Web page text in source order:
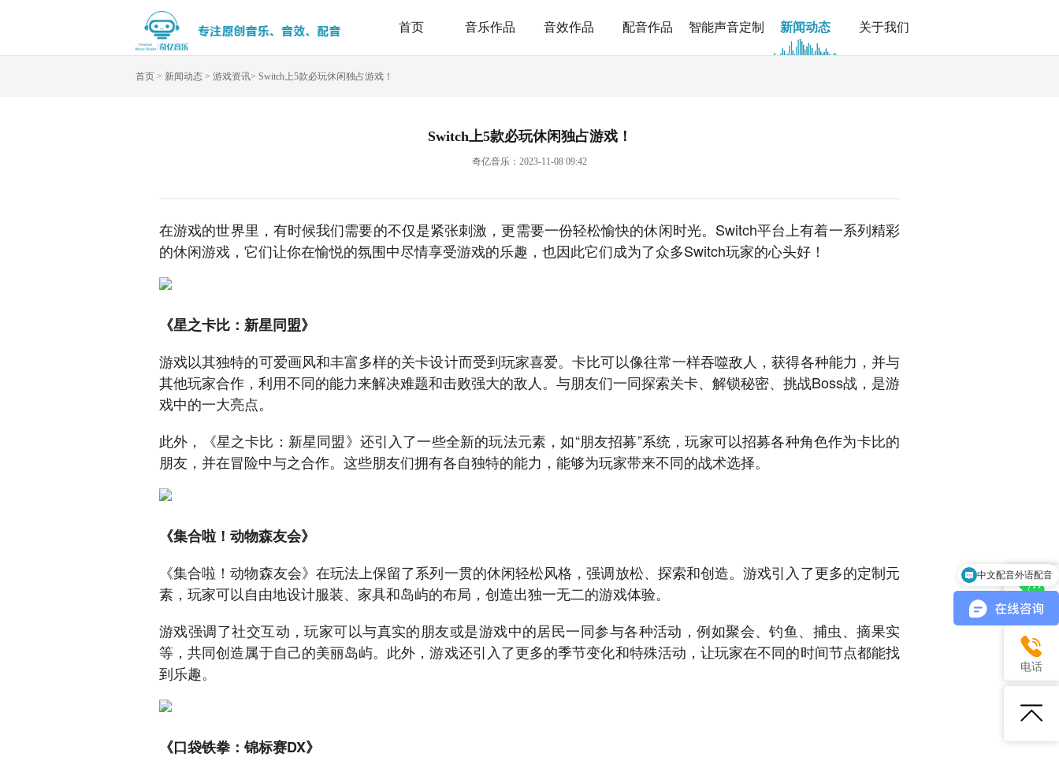
首页 音乐作品 音效作品 配音作品 智能声音定制 新闻动态 关于我们
首页 > 新闻动态 > 游戏资讯> Switch上5款必玩休闲独占游戏！
Switch上5款必玩休闲独占游戏！
奇亿音乐：2023-11-08 09:42
在游戏的世界里，有时候我们需要的不仅是紧张刺激，更需要一份轻松愉快的休闲时光。Switch平台上有着一系列精彩
的休闲游戏，它们让你在愉悦的氛围中尽情享受游戏的乐趣，也因此它们成为了众多Switch玩家的心头好！
《星之卡比：新星同盟》
游戏以其独特的可爱画风和丰富多样的关卡设计而受到玩家喜爱。卡比可以像往常一样吞噬敌人，获得各种能力，并与
其他玩家合作，利用不同的能力来解决难题和击败强大的敌人。与朋友们一同探索关卡、解锁秘密、挑战Boss战，是游
戏中的一大亮点。
此外，《星之卡比：新星同盟》还引入了一些全新的玩法元素，如“朋友招募”系统，玩家可以招募各种角色作为卡比的
朋友，并在冒险中与之合作。这些朋友们拥有各自独特的能力，能够为玩家带来不同的战术选择。
《集合啦！动物森友会》
《集合啦！动物森友会》在玩法上保留了系列一贯的休闲轻松风格，强调放松、探索和创造。游戏引入了更多的定制元
素，玩家可以自由地设计服装、家具和岛屿的布局，创造出独一无二的游戏体验。
游戏强调了社交互动，玩家可以与真实的朋友或是游戏中的居民一同参与各种活动，例如聚会、钓鱼、捕虫、摘果实
等，共同创造属于自己的美丽岛屿。此外，游戏还引入了更多的季节变化和特殊活动，让玩家在不同的时间节点都能找
到乐趣。
《口袋铁拳：锦标赛DX》
微信
电话
中文配音外语配音